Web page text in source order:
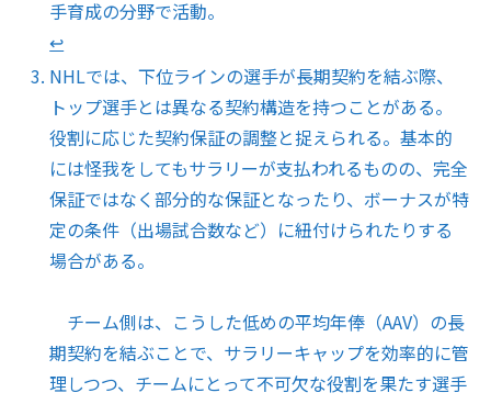
手育成の分野で活動。
↩︎
NHLでは、下位ラインの選手が長期契約を結ぶ際、
トップ選手とは異なる契約構造を持つことがある。
役割に応じた契約保証の調整と捉えられる。基本的
には怪我をしてもサラリーが支払われるものの、完全
保証ではなく部分的な保証となったり、ボーナスが特
定の条件（出場試合数など）に紐付けられたりする
場合がある。
チーム側は、こうした低めの平均年俸（AAV）の長
期契約を結ぶことで、サラリーキャップを効率的に管
理しつつ、チームにとって不可欠な役割を果たす選手